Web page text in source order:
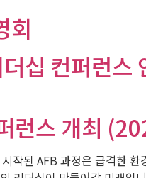
회
십 컨퍼런스
런스 개최
된 AFB 과정은 급격한